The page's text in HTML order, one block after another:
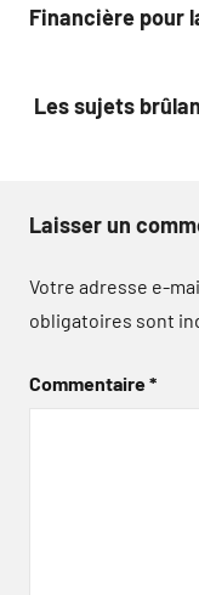
Financière pour
Les sujets
Laisser un
Votre adresse e-
obligatoires sont
Commentaire*